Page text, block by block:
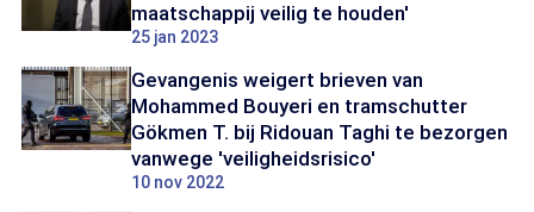
maatschappij veilig te houden'
25 jan 2023
Gevangenis weigert brieven van
Mohammed Bouyeri en tramschutter
Gökmen T. bij Ridouan Taghi te bezorgen
vanwege 'veiligheidsrisico'
10 nov 2022